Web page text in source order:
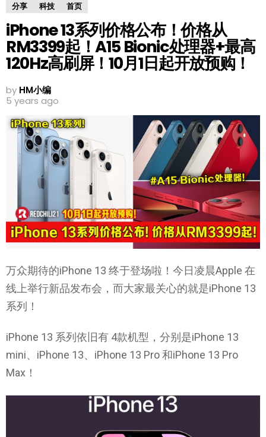
分享 科技 首页
iPhone 13系列价格公布！价格从
RM3399起！A15 Bionic处理器+最高
120Hz高刷屏！10月1日起开放预购！
by HM小编
5 years ago
万众期待的iPhone 13 终于登场啦！今日凌晨Apple 在
线上举行新品发布会，而大家最关心的就是iPhone 13
系列！
iPhone 13 系列依旧有 4款机型，分别是iPhone 13
mini、iPhone 13、iPhone 13 Pro 和iPhone 13 Pro
Max！